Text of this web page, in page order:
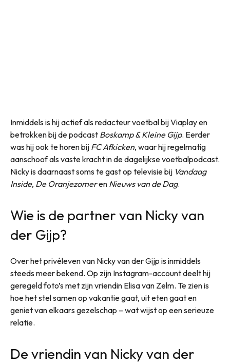
Inmiddels is hij actief als redacteur voetbal bij Viaplay en
betrokken bij de podcast Boskamp & Kleine Gijp. Eerder
was hij ook te horen bij FC Afkicken, waar hij regelmatig
aanschoof als vaste kracht in de dagelijkse voetbalpodcast.
Nicky is daarnaast soms te gast op televisie bij Vandaag
Inside, De Oranjezomeren Nieuws van de Dag.
Wie is de partner van Nicky van
der Gijp?
Over het privéleven van Nicky van der Gijp is inmiddels
steeds meer bekend. Op zijn Instagram-account deelt hij
geregeld foto’s met zijn vriendin Elisa van Zelm. Te zien is
hoe het stel samen op vakantie gaat, uit eten gaat en
geniet van elkaars gezelschap – wat wijst op een serieuze
relatie.
De vriendin van Nicky van der